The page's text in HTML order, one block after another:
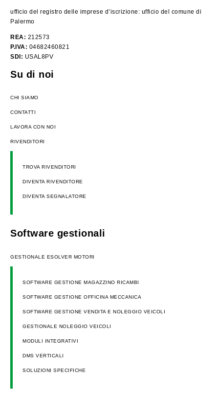
ufficio del registro delle imprese d’iscrizione: ufficio del comune di
Palermo
REA: 212573
P.IVA: 04682460821
SDI: USAL8PV
Su di noi
CHI SIAMO
CONTATTI
LAVORA CON NOI
RIVENDITORI
TROVA RIVENDITORI
DIVENTA RIVENDITORE
DIVENTA SEGNALATORE
Software gestionali
GESTIONALE ESOLVER MOTORI
SOFTWARE GESTIONE MAGAZZINO RICAMBI
SOFTWARE GESTIONE OFFICINA MECCANICA
SOFTWARE GESTIONE VENDITA E NOLEGGIO VEICOLI
GESTIONALE NOLEGGIO VEICOLI
MODULI INTEGRATIVI
DMS VERTICALI
SOLUZIONI SPECIFICHE